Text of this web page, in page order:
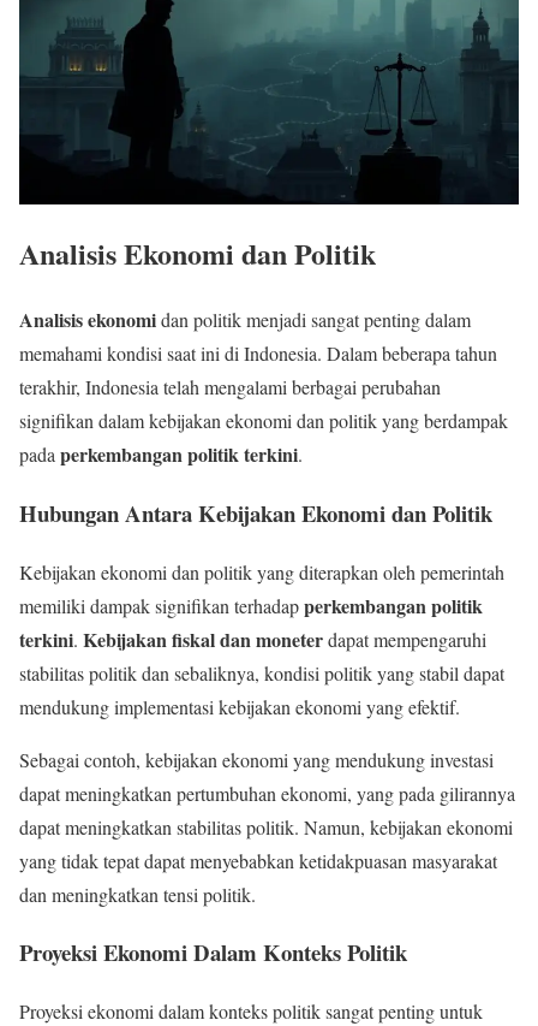
Analisis Ekonomi dan Politik
Analisis ekonomidan politik menjadi sangat penting dalam
memahami kondisi saat ini di Indonesia. Dalam beberapa tahun
terakhir, Indonesia telah mengalami berbagai perubahan
signifikan dalam kebijakan ekonomi dan politik yang berdampak
padaperkembangan politik terkini.
Hubungan Antara Kebijakan Ekonomi dan Politik
Kebijakan ekonomi dan politik yang diterapkan oleh pemerintah
memiliki dampak signifikan terhadapperkembangan politik
terkini. Kebijakan fiskal dan moneterdapat mempengaruhi
stabilitas politik dan sebaliknya, kondisi politik yang stabil dapat
mendukung implementasi kebijakan ekonomi yang efektif.
Sebagai contoh, kebijakan ekonomi yang mendukung investasi
dapat meningkatkan pertumbuhan ekonomi, yang pada gilirannya
dapat meningkatkan stabilitas politik. Namun, kebijakan ekonomi
yang tidak tepat dapat menyebabkan ketidakpuasan masyarakat
dan meningkatkan tensi politik.
Proyeksi Ekonomi Dalam Konteks Politik
Proyeksi ekonomi dalam konteks politik sangat penting untuk